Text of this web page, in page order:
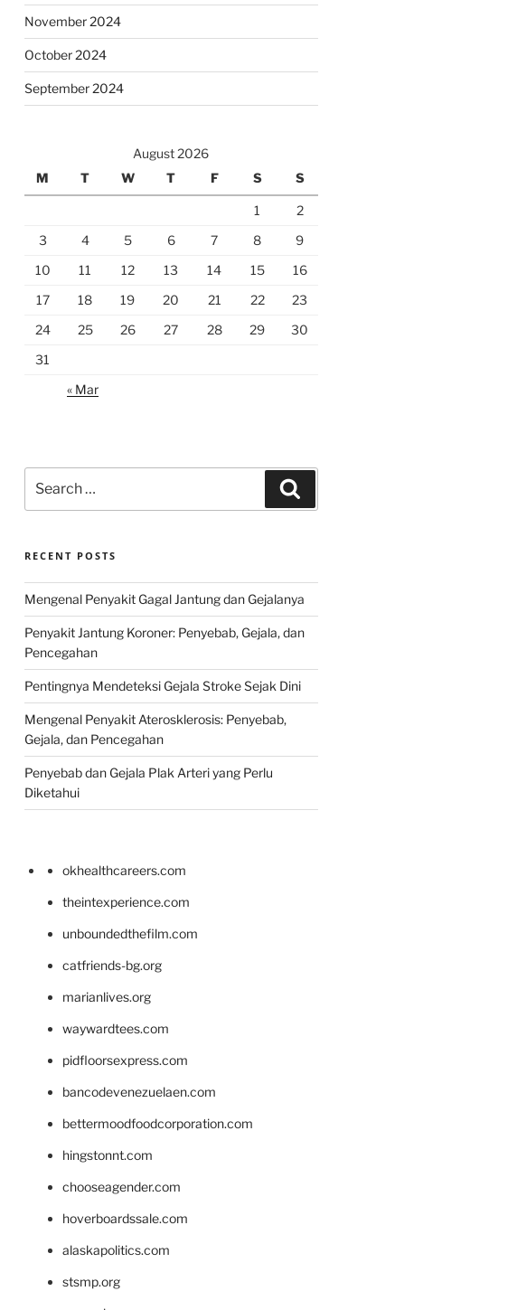
November 2024
October 2024
September 2024
August 2026
M
T W T F S S
1
2
3
4 5 6 7 8
9
10
11 12 13 14 15
16
17
18 19 20 21 22
23
24
25 26 27 28 29
30
31
« Mar
for:
RECENT POSTS
Mengenal Penyakit Gagal Jantung dan Gejalanya
Penyakit Jantung Koroner: Penyebab, Gejala, dan
Pencegahan
Pentingnya Mendeteksi Gejala Stroke Sejak Dini
Mengenal Penyakit Aterosklerosis: Penyebab,
Gejala, dan Pencegahan
Penyebab dan Gejala Plak Arteri yang Perlu
Diketahui
okhealthcareers.com
theintexperience.com
unboundedthefilm.com
catfriends-bg.org
marianlives.org
waywardtees.com
pidfloorsexpress.com
bancodevenezuelaen.com
bettermoodfoodcorporation.com
hingstonnt.com
chooseagender.com
hoverboardssale.com
alaskapolitics.com
stsmp.org